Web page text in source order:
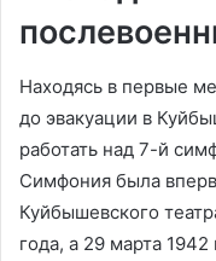
Находясь в первые
до эвакуации в
работать над 7-й
Симфония была
Куйбышевского
года, а 29 марта